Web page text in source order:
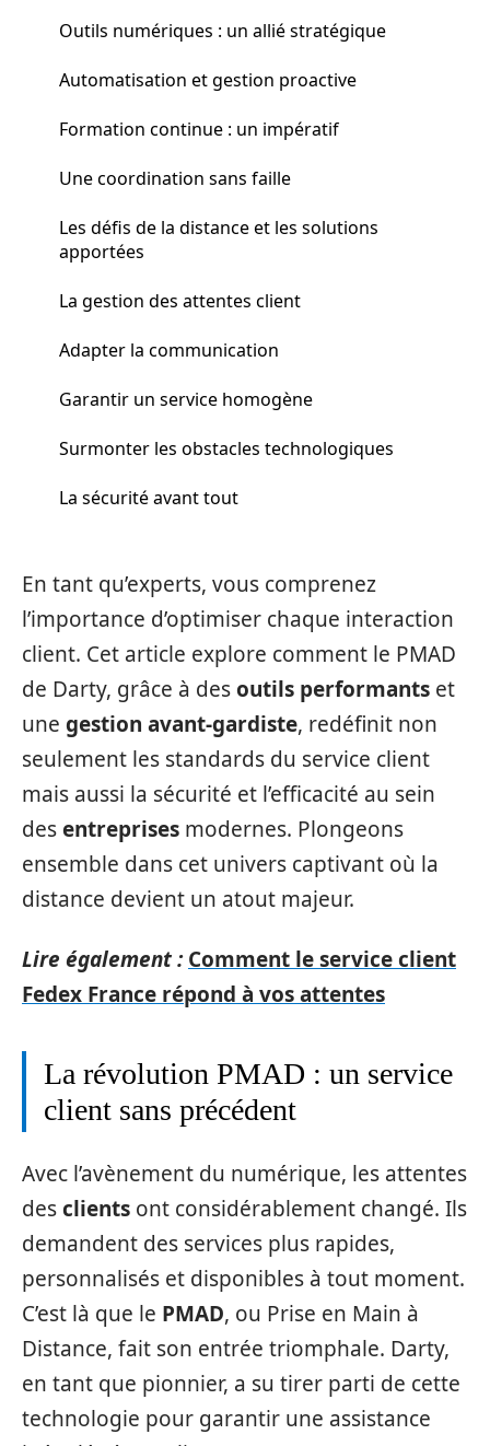
Outils numériques : un allié stratégique
Automatisation et gestion proactive
Formation continue : un impératif
Une coordination sans faille
Les défis de la distance et les solutions
apportées
La gestion des attentes client
Adapter la communication
Garantir un service homogène
Surmonter les obstacles technologiques
La sécurité avant tout
En tant qu’experts, vous comprenez
l’importance d’optimiser chaque interaction
client. Cet article explore comment le PMAD
de Darty, grâce à desoutils performants et
une gestion avant-gardiste, redéfinit non
seulement les standards du service client
mais aussi la sécurité et l’efficacité au sein
desentreprises modernes. Plongeons
ensemble dans cet univers captivant où la
distance devient un atout majeur.
Lire également : Comment le service client
Fedex France répond à vos attentes
La révolution PMAD : un service
client sans précédent
Avec l’avènement du numérique, les attentes
desclients ont considérablement changé. Ils
demandent des services plus rapides,
personnalisés et disponibles à tout moment.
C’est là que le PMAD, ou Prise en Main à
Distance, fait son entrée triomphale. Darty,
en tant que pionnier, a su tirer parti de cette
technologie pour garantir une assistance